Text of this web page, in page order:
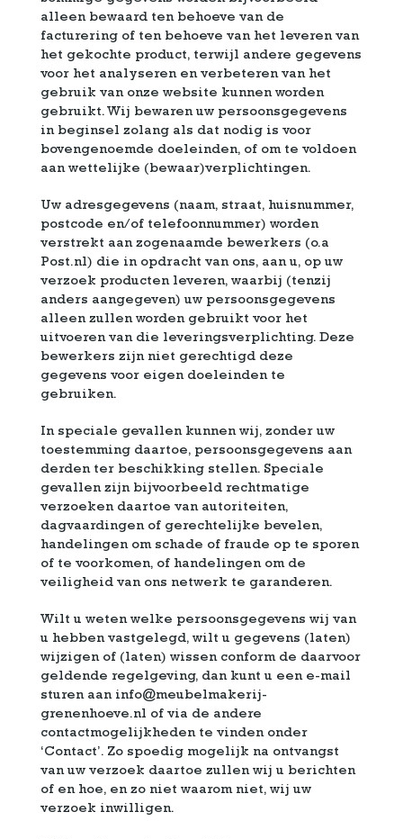
alleen bewaard ten behoeve van de
facturering of ten behoeve van het leveren van
het gekochte product, terwijl andere gegevens
voor het analyseren en verbeteren van het
gebruik van onze website kunnen worden
gebruikt. Wij bewaren uw persoonsgegevens
in beginsel zolang als dat nodig is voor
bovengenoemde doeleinden, of om te voldoen
aan wettelijke (bewaar)verplichtingen.
Uw adresgegevens (naam, straat, huisnummer,
postcode en/of telefoonnummer) worden
verstrekt aan zogenaamde bewerkers (o.a
Post.nl) die in opdracht van ons, aan u, op uw
verzoek producten leveren, waarbij (tenzij
anders aangegeven) uw persoonsgegevens
alleen zullen worden gebruikt voor het
uitvoeren van die leveringsverplichting. Deze
bewerkers zijn niet gerechtigd deze
gegevens voor eigen doeleinden te
gebruiken.
In speciale gevallen kunnen wij, zonder uw
toestemming daartoe, persoonsgegevens aan
derden ter beschikking stellen. Speciale
gevallen zijn bijvoorbeeld rechtmatige
verzoeken daartoe van autoriteiten,
dagvaardingen of gerechtelijke bevelen,
handelingen om schade of fraude op te sporen
of te voorkomen, of handelingen om de
veiligheid van ons netwerk te garanderen.
Wilt u weten welke persoonsgegevens wij van
u hebben vastgelegd, wilt u gegevens (laten)
wijzigen of (laten) wissen conform de daarvoor
geldende regelgeving, dan kunt u een e-mail
sturen aan info@meubelmakerij-
grenenhoeve.nl of via de andere
contactmogelijkheden te vinden onder
‘Contact’. Zo spoedig mogelijk na ontvangst
van uw verzoek daartoe zullen wij u berichten
of en hoe, en zo niet waarom niet, wij uw
verzoek inwilligen.